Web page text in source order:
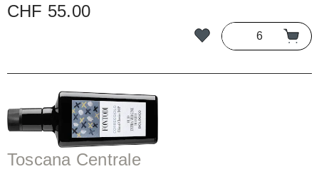
CHF 55.00
Toscana Centrale